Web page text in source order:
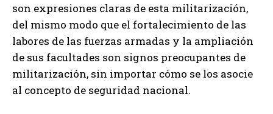
son expresiones claras de esta militarización,
del mismo modo que el fortalecimiento de las
labores de las fuerzas armadas y la ampliación
de sus facultades son signos preocupantes de
militarización, sin importar cómo se los asocie
al concepto de seguridad nacional.